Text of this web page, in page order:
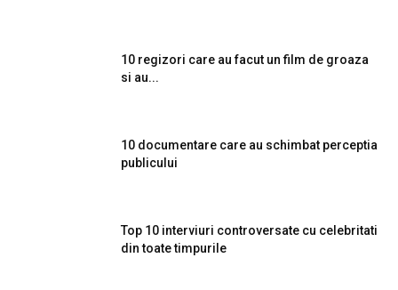
10 regizori care au facut un film de groaza
si au...
10 documentare care au schimbat perceptia
publicului
Top 10 interviuri controversate cu celebritati
din toate timpurile